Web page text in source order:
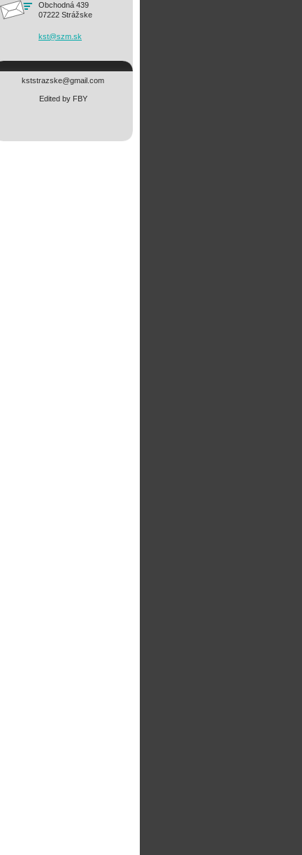
Obchodná 439
07222 Strážske
kst@szm. sk
kststrazske@gmail.com
Edited by FBY